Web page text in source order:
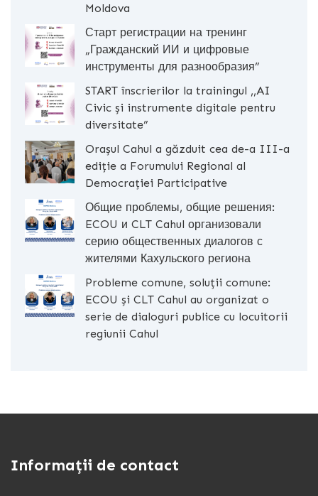
Moldova
Старт регистрации на тренинг
„Гражданский ИИ и цифровые
инструменты для разнообразия”
START înscrierilor la trainingul ,,AI
Civic și instrumente digitale pentru
diversitate”
Orașul Cahul a găzduit cea de-a III-a
ediție a Forumului Regional al
Democrației Participative
Общие проблемы, общие решения:
ECOU и CLT Cahul организовали
серию общественных диалогов с
жителями Кахульского региона
Probleme comune, soluții comune:
ECOU și CLT Cahul au organizat o
serie de dialoguri publice cu locuitorii
regiunii Cahul
Informații de contact